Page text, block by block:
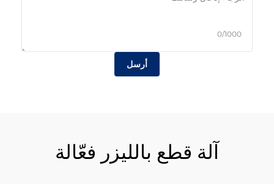
0/1000
أرسل
آلة قطع بالليزر فعّالة